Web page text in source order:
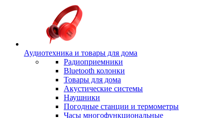
Аудиотехника и товары для дома
Радиоприемники
Bluetooth колонки
Товары для дома
Акустические системы
Наушники
Погодные станции и термометры
Часы многофункциональные